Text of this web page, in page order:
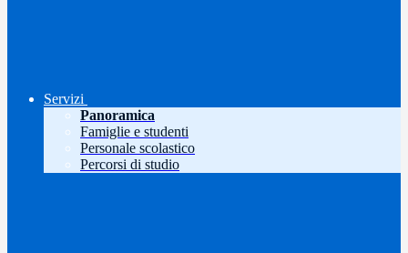
Servizi
Panoramica
Famiglie e studenti
Personale scolastico
Percorsi di studio